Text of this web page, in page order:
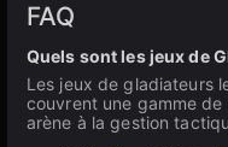
FAQ
Quels sont les jeux de
Les jeux de gladiateurs
couvrent une gamme
arène à la gestion